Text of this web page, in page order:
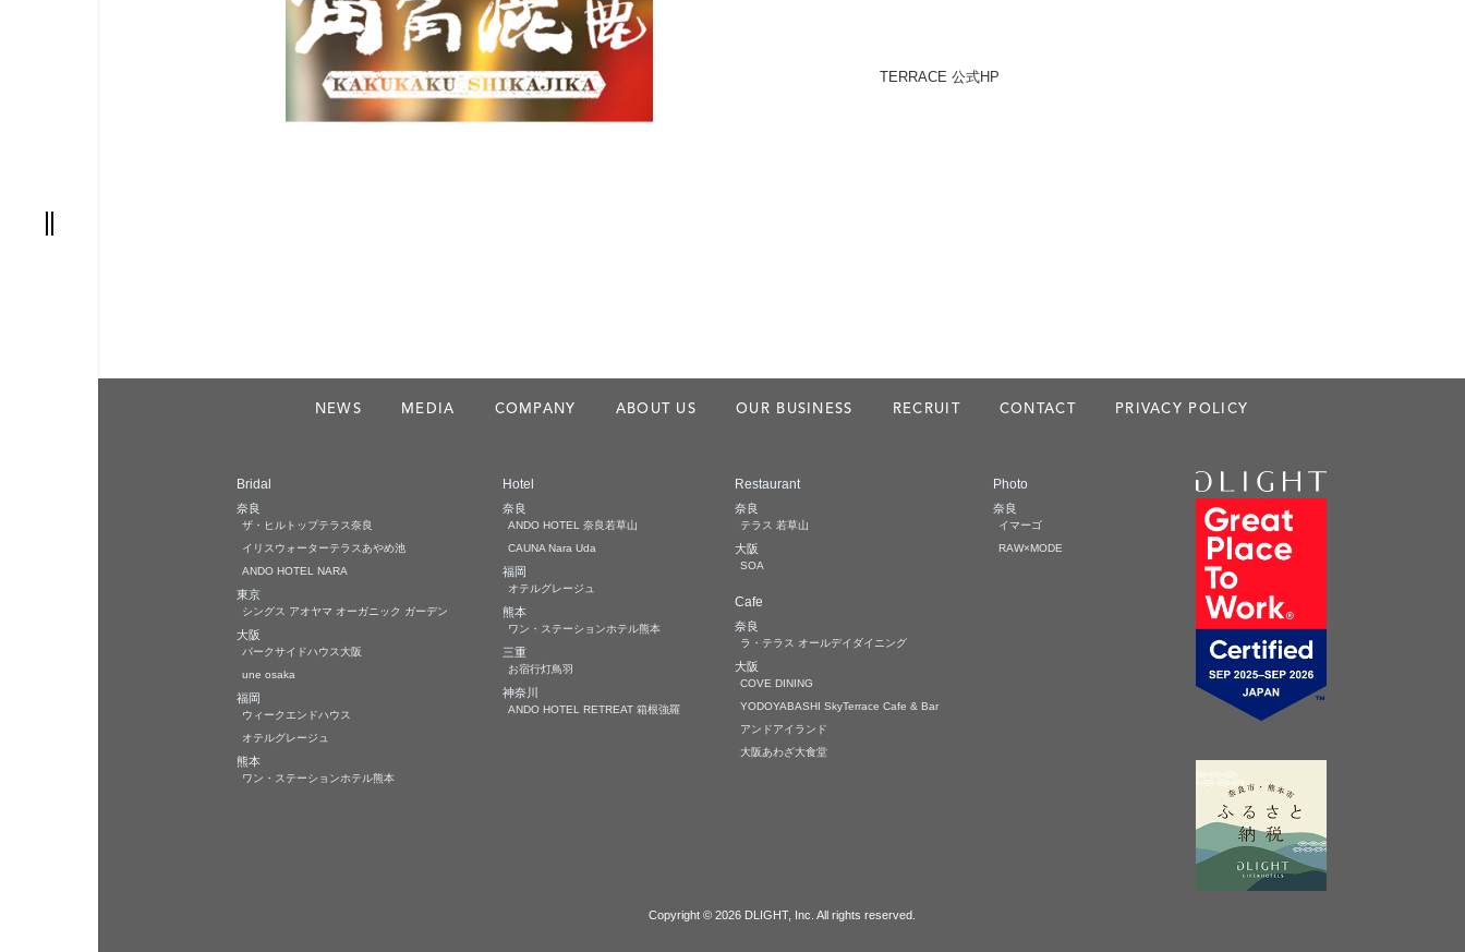
TERRACE 公式HP
NEWS MEDIA COMPANY ABOUT US OUR BUSINESS RECRUIT CONTACT PRIVACY POLICY
Bridal
奈良
ザ・ヒルトップテラス奈良
イリスウォーターテラスあやめ池
ANDO HOTEL NARA
東京
シングス アオヤマ オーガニック ガーデン
大阪
パークサイドハウス大阪
une osaka
福岡
ウィークエンドハウス
オテルグレージュ
熊本
ワン・ステーションホテル熊本
Hotel
奈良
ANDO HOTEL 奈良若草山
CAUNA Nara Uda
福岡
オテルグレージュ
熊本
ワン・ステーションホテル熊本
三重
お宿行灯鳥羽
神奈川
ANDO HOTEL RETREAT 箱根強羅
Restaurant
奈良
テラス 若草山
大阪
SOA
Cafe
奈良
ラ・テラス オールデイダイニング
大阪
COVE DINING
YODOYABASHI SkyTerrace Cafe & Bar
アンドアイランド
大阪あわざ大食堂
Photo
奈良
イマーゴ
RAW×MODE
Copyright © 2026 DLIGHT, Inc. All rights reserved.